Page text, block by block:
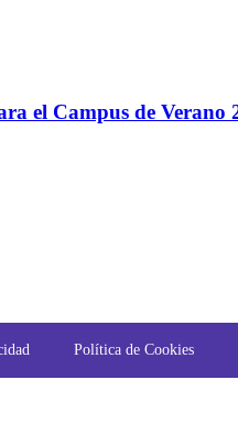
el Campus de Verano
Política de Cookies